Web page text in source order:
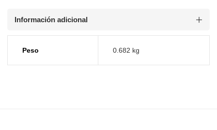
Información adicional
Peso 0.682 kg